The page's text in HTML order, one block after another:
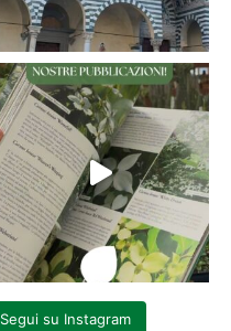
Segui su Instagram